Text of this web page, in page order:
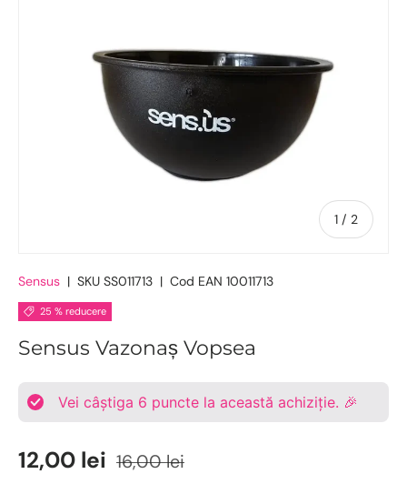
1 / De
2
Sensus | SKU SS011713 | Cod EAN 10011713
25 % reducere
Sensus Vazonaș Vopsea
Vei câștiga 6 puncte la această achiziție. 🎉
12,00 lei 16,00 lei